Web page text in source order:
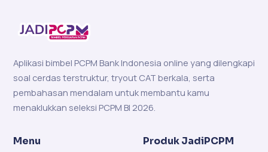
Aplikasi bimbel PCPM Bank Indonesia online yang dilengkapi
soal cerdas terstruktur, tryout CAT berkala, serta
pembahasan mendalam untuk membantu kamu
menaklukkan seleksi PCPM BI 2026.
Menu Produk JadiPCPM